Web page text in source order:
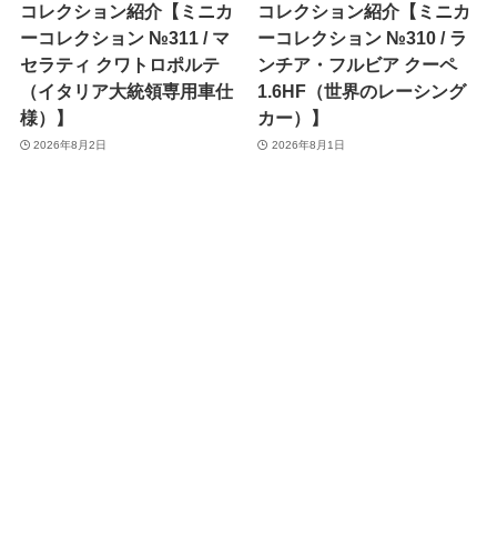
コレクション紹介【ミニカ
ーコレクション №311 / マ
セラティ クワトロポルテ
（イタリア大統領専用車仕
様）】
2026年8月2日
コレクション紹介【ミニカ
ーコレクション №310 / ラ
ンチア・フルビア クーペ
1.6HF（世界のレーシング
カー）】
2026年8月1日